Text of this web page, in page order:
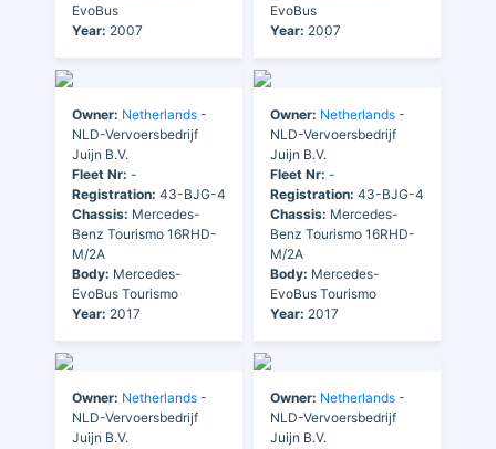
EvoBus
Year: 2007
EvoBus
Year: 2007
Owner: Netherlands -
NLD-Vervoersbedrijf
Juijn B.V.
Fleet Nr: -
Registration: 43-BJG-4
Chassis: Mercedes-
Benz Tourismo 16RHD-
M/2A
Body: Mercedes-
EvoBus Tourismo
Year: 2017
Owner: Netherlands -
NLD-Vervoersbedrijf
Juijn B.V.
Fleet Nr: -
Registration: 43-BJG-4
Chassis: Mercedes-
Benz Tourismo 16RHD-
M/2A
Body: Mercedes-
EvoBus Tourismo
Year: 2017
Owner: Netherlands -
NLD-Vervoersbedrijf
Juijn B.V.
Owner: Netherlands -
NLD-Vervoersbedrijf
Juijn B.V.